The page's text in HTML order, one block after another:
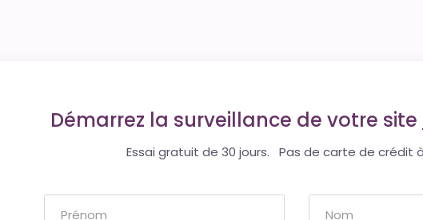
Démarrez la surveillance de votre site
Essai gratuit de 30 jours. Pas de carte de crédit